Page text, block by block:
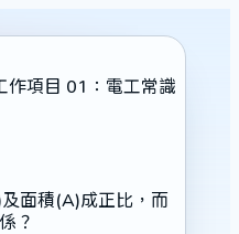
作項目 01：電工常識
面積(A)成正比，而
？